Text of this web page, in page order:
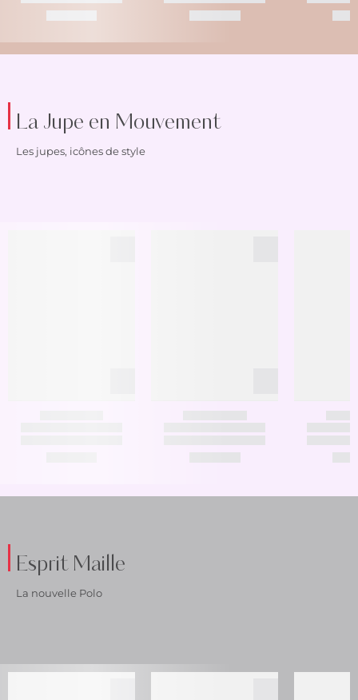
La Jupe en Mouvement
Les jupes, icônes de style
Esprit Maille
La nouvelle Polo